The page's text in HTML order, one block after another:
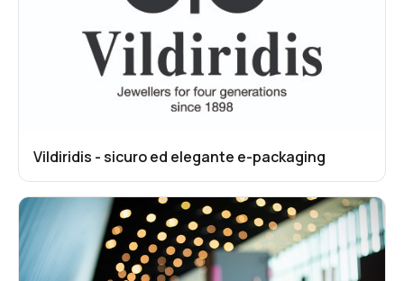
Vildiridis - sicuro ed elegante e-packaging